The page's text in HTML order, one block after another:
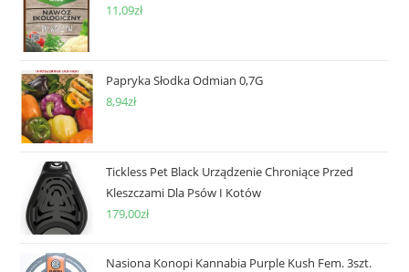
11,09zł
Papryka Słodka Odmian 0,7G
8,94zł
Tickless Pet Black Urządzenie Chroniące Przed
Kleszczami Dla Psów I Kotów
179,00zł
Nasiona Konopi Kannabia Purple Kush Fem. 3szt.